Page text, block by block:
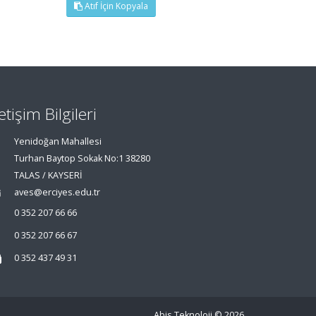
Atıf İçin Kopyala
Bilgileri
Yenidoğan Mahallesi
Turhan Baytop Sokak No:1 38280
TALAS / KAYSERİ
aves@erciyes.edu.tr
0 352 207 66 66
0 352 207 66 67
0 352 437 49 31